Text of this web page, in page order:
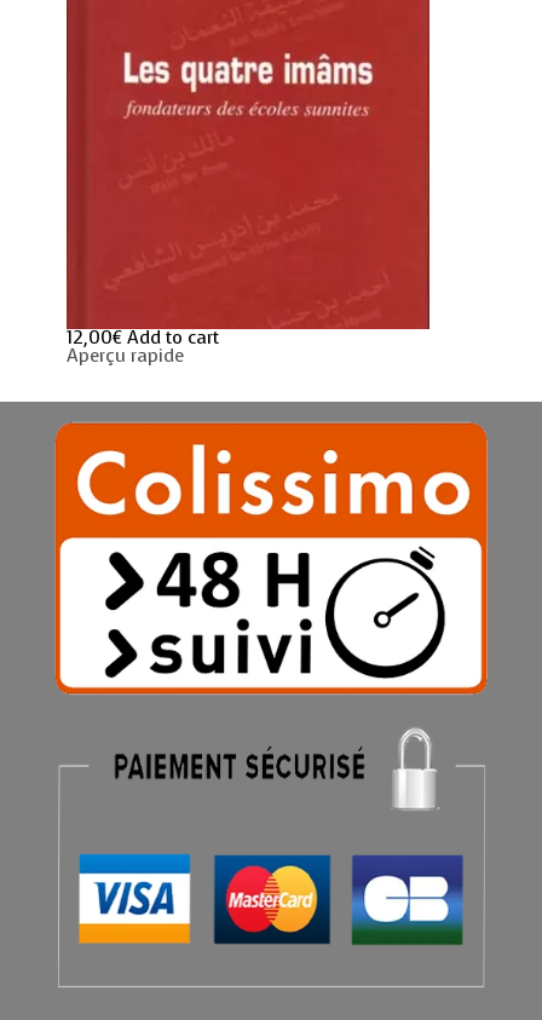
12,00€ Add to cart
Aperçu rapide